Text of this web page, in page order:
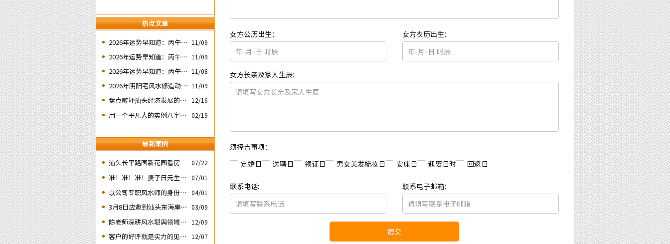
热点文章
2026年运势早知道：丙午年
二‘壬子’ 日
11/09
2026年运势早知道：丙午年
四‘庚子’ 日
11/09
2026年运势早知道：丙午年
运势不好的4个日期出生人
之一‘戊子’ 日
11/08
2026年阴阳宅风水修造动土 11/09
盘点败坏汕头经济发展的四
12/16
用一个平凡人的实例八字论
02/19
最新案例
汕头长平路国新花园看房
07/22
准！准！准！庚子日元生人
丙午流年的运势判断实例：
07/01
以公司专职风水师的身份应
邀出席《星橙网络科技公
司》成立5周年庆典
04/01
3月8日应邀到汕头东海岸新
城为朋友的亲戚堪舆住房风
水
03/09
陈老师深耕风水堪舆领域四
12/09
客户的好评就是实力的见
12/07
女方公历出生： 女方农历出生：
女方长亲及家人生辰:
须择吉事项：
定婚日
送聘日 领证日 男女美发梳妆日 安床日 迎娶日时 回返日
联系电话: 联系电子邮箱：
提交